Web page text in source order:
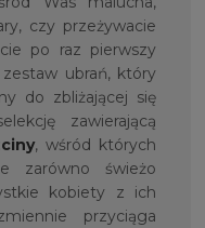
czy przeżywacie
po raz pierwszy
ubrań, który
do zbliżającej się
zawierającą
, wśród których
zarówno świeżo
kobiety z ich
przyciąga